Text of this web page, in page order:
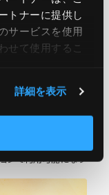
トナーに提供し
サービスを使用
せて使用​​するこ
詳細を表示
ンで利用可能になり